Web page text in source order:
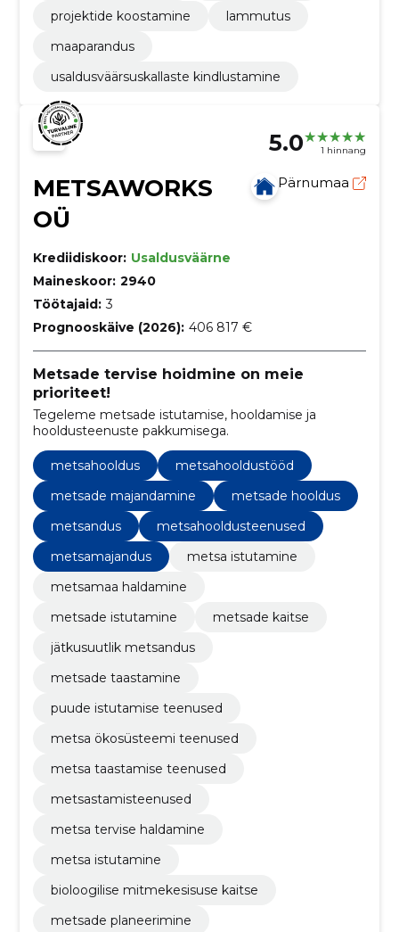
projektide koostamine
lammutus
maaparandus
usaldusväärsuskallaste kindlustamine
5.0 1 hinnang
METSAWORKS
OÜ
Pärnumaa
Krediidiskoor: Usaldusväärne
Maineskoor: 2940
Töötajaid: 3
Prognooskäive (2026): 406 817 €
Metsade tervise hoidmine on meie
prioriteet!
Tegeleme metsade istutamise, hooldamise ja
hooldusteenuste pakkumisega.
metsahooldus
metsahooldustööd
metsade majandamine
metsade hooldus
metsandus
metsahooldusteenused
metsamajandus
metsa istutamine
metsamaa haldamine
metsade istutamine
metsade kaitse
jätkusuutlik metsandus
metsade taastamine
puude istutamise teenused
metsa ökosüsteemi teenused
metsa taastamise teenused
metsastamisteenused
metsa tervise haldamine
metsa istutamine
bioloogilise mitmekesisuse kaitse
metsade planeerimine